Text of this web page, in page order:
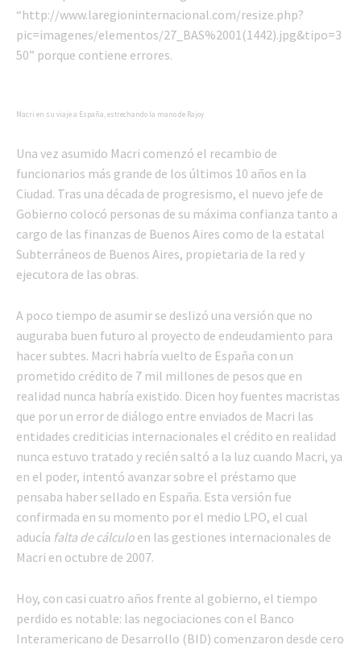
Macri en su viaje a España, estrechando la mano de Rajoy
Una vez asumido Macri comenzó el recambio de
funcionarios más grande de los últimos 10 años en la
Ciudad. Tras una década de progresismo, el nuevo jefe de
Gobierno colocó personas de su máxima confianza tanto a
cargo de las finanzas de Buenos Aires como de la estatal
Subterráneos de Buenos Aires, propietaria de la red y
ejecutora de las obras.
A poco tiempo de asumir se deslizó una versión que no
auguraba buen futuro al proyecto de endeudamiento para
hacer subtes. Macri habría vuelto de España con un
prometido crédito de 7 mil millones de pesos que en
realidad nunca habría existido. Dicen hoy fuentes macristas
que por un error de diálogo entre enviados de Macri las
entidades crediticias internacionales el crédito en realidad
nunca estuvo tratado y recién saltó a la luz cuando Macri, ya
en el poder, intentó avanzar sobre el préstamo que
pensaba haber sellado en España. Esta versión fue
confirmada en su momento por el medio LPO, el cual
aducía falta de cálculo en las gestiones internacionales de
Macri en octubre de 2007.
Hoy, con casi cuatro años frente al gobierno, el tiempo
perdido es notable: las negociaciones con el Banco
Interamericano de Desarrollo (BID) comenzaron desde cero